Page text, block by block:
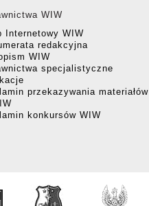
WIW
Internetowy WIW
redakcyjna
WIW
specjalistyczne
przekazywania materiałów
konkursów WIW